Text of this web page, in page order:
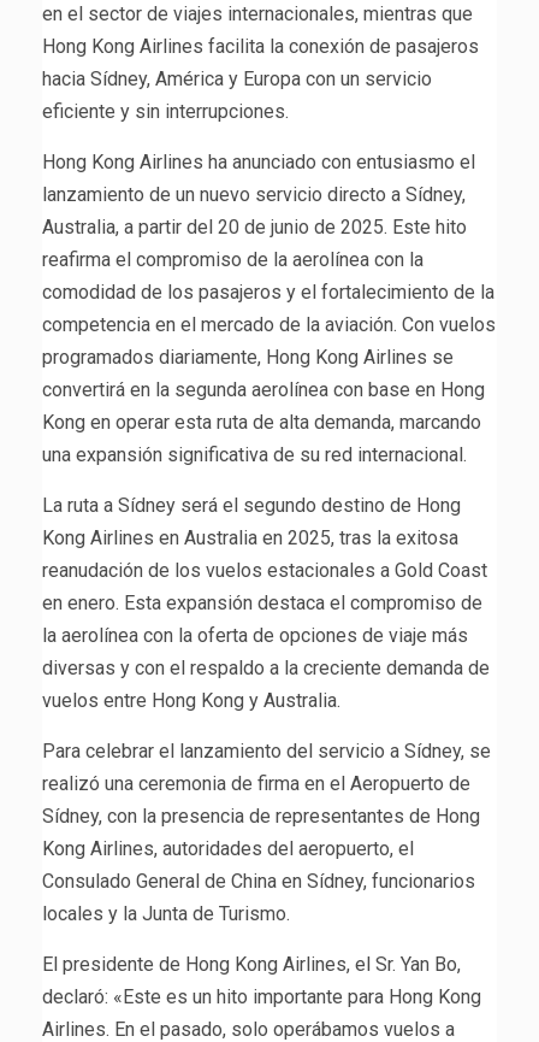
en el sector de viajes internacionales, mientras que
Hong Kong Airlines facilita la conexión de pasajeros
hacia Sídney, América y Europa con un servicio
eficiente y sin interrupciones.
Hong Kong Airlines ha anunciado con entusiasmo el
lanzamiento de un nuevo servicio directo a Sídney,
Australia, a partir del 20 de junio de 2025. Este hito
reafirma el compromiso de la aerolínea con la
comodidad de los pasajeros y el fortalecimiento de la
competencia en el mercado de la aviación. Con vuelos
programados diariamente, Hong Kong Airlines se
convertirá en la segunda aerolínea con base en Hong
Kong en operar esta ruta de alta demanda, marcando
una expansión significativa de su red internacional.
La ruta a Sídney será el segundo destino de Hong
Kong Airlines en Australia en 2025, tras la exitosa
reanudación de los vuelos estacionales a Gold Coast
en enero. Esta expansión destaca el compromiso de
la aerolínea con la oferta de opciones de viaje más
diversas y con el respaldo a la creciente demanda de
vuelos entre Hong Kong y Australia.
Para celebrar el lanzamiento del servicio a Sídney, se
realizó una ceremonia de firma en el Aeropuerto de
Sídney, con la presencia de representantes de Hong
Kong Airlines, autoridades del aeropuerto, el
Consulado General de China en Sídney, funcionarios
locales y la Junta de Turismo.
El presidente de Hong Kong Airlines, el Sr. Yan Bo,
declaró: «Este es un hito importante para Hong Kong
Airlines. En el pasado, solo operábamos vuelos a